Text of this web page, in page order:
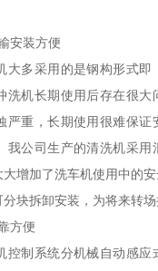
安装方便
大多采用的是钢构形式即
洗机长期使用后存在很大
严重，长期使用很难保证
我公司生产的清洗机采用
增加了洗车机使用中的安
块拆卸安装，为将来转场
方便
控制系统分机械自动感应